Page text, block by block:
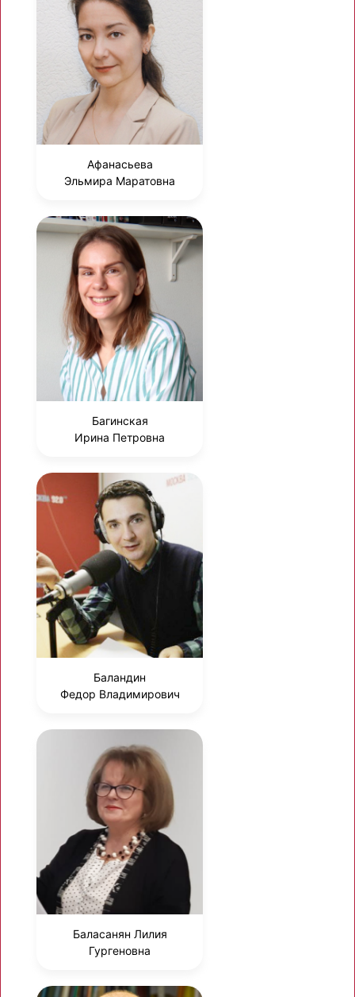
Афанасьева
Эльмира Маратовна
Багинская
Ирина Петровна
Баландин
Федор Владимирович
Баласанян Лилия
Гургеновна